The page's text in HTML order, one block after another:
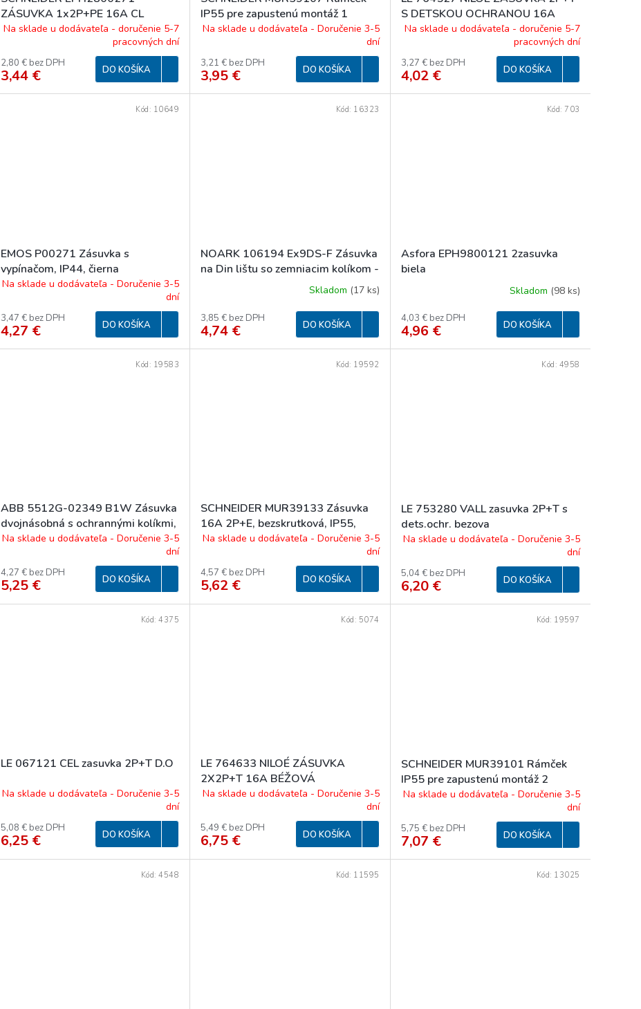
ZÁSUVKA 1x2P+PE 16A CL
ASFORA ANTRACIT
Na sklade u dodávateľa - doručenie 5-7
pracovných dní
2,80 € bez DPH
3,44 € DO KOŠÍKA
IP55 pre zapustenú montáž 1
násobný, biely
Na sklade u dodávateľa - Doručenie 3-5
dní
3,21 € bez DPH
3,95 € DO KOŠÍKA
S DETSKOU OCHRANOU 16A
BIELA
Na sklade u dodávateľa - doručenie 5-7
pracovných dní
3,27 € bez DPH
4,02 € DO KOŠÍKA
EMOS P00271 Zásuvka s
vypínačom, IP44, čierna
Na sklade u dodávateľa - Doručenie 3-5
dní
3,47 € bez DPH
4,27 € DO KOŠÍKA
Kód: 10649
NOARK 106194 Ex9DS-F Zásuvka
na Din lištu so zemniacim kolíkom -
Skladom (17 ks)
3,85 € bez DPH
4,74 € DO KOŠÍKA
Kód: 16323
Asfora EPH9800121 2zasuvka
biela
Skladom (98 ks)
4,03 € bez DPH
4,96 € DO KOŠÍKA
Kód: 703
ABB 5512G-02349 B1W Zásuvka
dvojnásobná s ochrannými kolíkmi,
biela
Na sklade u dodávateľa - Doručenie 3-5
dní
4,27 € bez DPH
5,25 € DO KOŠÍKA
Kód: 19583
SCHNEIDER MUR39133 Zásuvka
16A 2P+E, bezskrutková, IP55,
biela
Na sklade u dodávateľa - Doručenie 3-5
dní
4,57 € bez DPH
5,62 € DO KOŠÍKA
Kód: 19592
LE 753280 VALL zasuvka 2P+T s
dets.ochr. bezova
Na sklade u dodávateľa - Doručenie 3-5
dní
5,04 € bez DPH
6,20 € DO KOŠÍKA
Kód: 4958
LE 067121 CEL zasuvka 2P+T D.O
Na sklade u dodávateľa - Doručenie 3-5
dní
5,08 € bez DPH
6,25 € DO KOŠÍKA
Kód:4375
LE 764633 NILOÉ ZÁSUVKA
2X2P+T 16A BÉŽOVÁ
Na sklade u dodávateľa - Doručenie 3-5
dní
5,49 € bez DPH
6,75 € DO KOŠÍKA
Kód: 5074
SCHNEIDER MUR39101 Rámček
IP55 pre zapustenú montáž 2
násobný, biely
Na sklade u dodávateľa - Doručenie 3-5
dní
5,75 € bez DPH
7,07 € DO KOŠÍKA
Kód: 19597
Kód:4548 Kód: 11595 Kód: 13025